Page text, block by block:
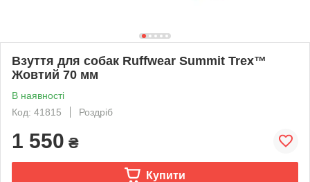
Взуття для собак Ruffwear Summit Trex™
Жовтий 70 мм
В наявності
Код: 41815
Роздріб
1 550 ₴
Купити